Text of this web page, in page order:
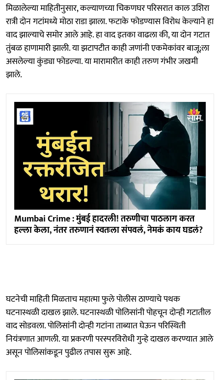
मिळालेल्या माहितीनुसार, कल्याणच्या चिकणघर परिसरात काल उशिरा
रात्री दोन गटांमध्ये मोठा राडा झाला. फटाके फोडण्यास विरोध केल्याने हा
वाद झाल्याचे समोर आले आहे. हा वाद इतका वाढला की, या दोन गटात
तुंबळ हाणामारी झाली. या झटापटीत काही जणांनी एकमेकांवर बाजू;ला
असलेल्या कुंड्या फोडल्या. या मारामारीत काही तरुण गंभीर जखमी
झाले.
Mumbai Crime : मुंबई हादरली! तरुणीचा पाठलाग करत
हल्ला केला, नंतर तरुणानं स्वतःला संपवलं, नेमकं काय घडलं?
घटनेची माहिती मिळताच महात्मा फुले पोलीस ठाण्याचे पथक
घटनास्थळी दाखल झाले. घटनास्थळी पोलिसांनी पोहचून दोन्ही गटातील
वाद सोडवला. पोलिसांनी दोन्ही गटांना ताब्यात घेऊन परिस्थिती
नियंत्रणात आणली. या प्रकरणी परस्परविरोधी गुन्हे दाखल करण्यात आले
असून पोलिसांकडून पुढील तपास सुरू आहे.